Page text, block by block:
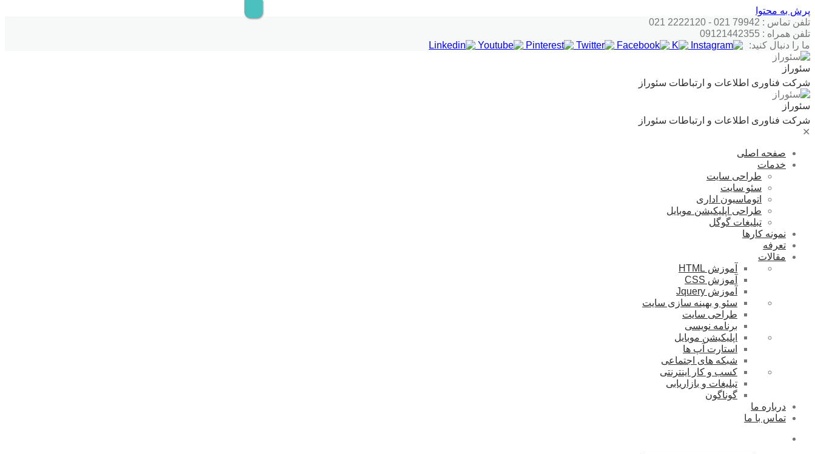
پرش به محتوا
تلفن تماس : 79942 021 - 2222120 021
تلفن همراه : 09121442355
ما را دنبال کنید:
سئوراز
شرکت فناوری اطلاعات و ارتباطات سئوراز
سئوراز
شرکت فناوری اطلاعات و ارتباطات سئوراز
✕
صفحه اصلی
خدمات
طراحی سایت
سئو سایت
اتوماسیون اداری
طراحی اپلیکیشن موبایل
تبلیغات گوگل
نمونه کارها
تعرفه
مقالات
آموزش HTML
آموزش CSS
آموزش Jquery
سئو و بهینه سازی سایت
طراحی سایت
برنامه نویسی
اپلیکیشن موبایل
استارت آپ ها
شبکه های اجتماعی
کسب و کار اینترنتی
تبلیغات و بازاریابی
گوناگون
درباره ما
تماس با ما